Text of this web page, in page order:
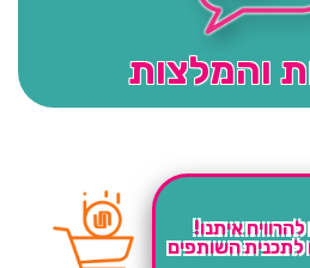
והמלצות
להרוויח איתנו!
לתכנית השותפים